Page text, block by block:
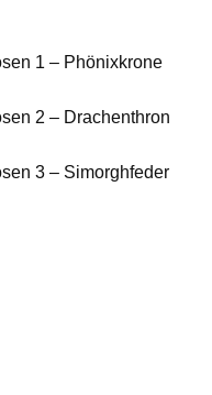
1 – Phönixkrone
2 – Drachenthron
3 – Simorghfeder